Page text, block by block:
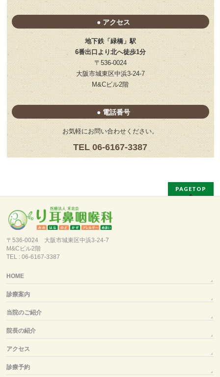
● アクセス
地下鉄「緑橋」駅
6番出口より北へ徒歩1分
〒536-0024
大阪市城東区中浜3-24-7
M&Cビル2階
● 電話番号
お気軽にお問い合わせください。
TEL 06-6167-3387
PAGETOP
〒536-0024 大阪市城東区中浜3-24-7
M&Cビル2階
TEL : 06-6167-3387
HOME
診療案内
当院のご紹介
院長の紹介
アクセス
診療予約